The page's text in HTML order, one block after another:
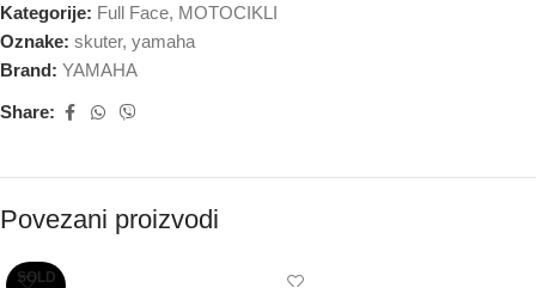
Kategorije: Full Face, MOTOCIKLI
Oznake: skuter, yamaha
Brand: YAMAHA
Share:
Povezani proizvodi
SOLD